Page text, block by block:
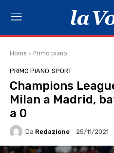
Home Primo piano
PRIMO PIANO SPORT
Champions
Milan a Madrid,
a 0
Da Redazione 25/11/2021